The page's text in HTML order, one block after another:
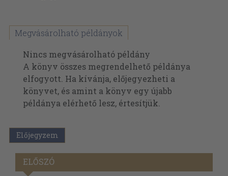
Megvásárolható példányok
Nincs megvásárolható példány
A könyv összes megrendelhető példánya
elfogyott. Ha kívánja, előjegyezheti a
könyvet, és amint a könyv egy újabb
példánya elérhető lesz, értesítjük.
Előjegyzem
ELŐSZÓ